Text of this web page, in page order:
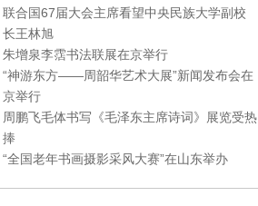
联合国67届大会主席看望中央民族大学副校
长王林旭
朱增泉李霑书法联展在京举行
“神游东方——周韶华艺术大展”新闻发布会在
京举行
周鹏飞毛体书写《毛泽东主席诗词》展览受热
捧
“全国老年书画摄影采风大赛”在山东举办